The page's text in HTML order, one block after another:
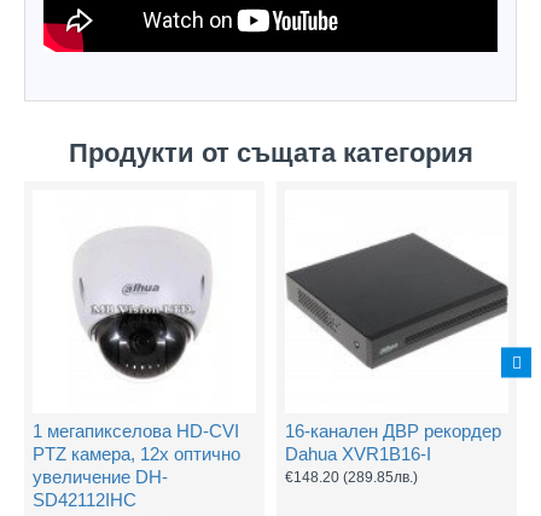
Продукти от същата категория
1 мегапикселова HD-CVI
PTZ камера, 12х оптично
увеличение DH-
SD42112IHC
16-канален ДВР рекордер
Dahua XVR1B16-I
€148.20 (289.85лв.)